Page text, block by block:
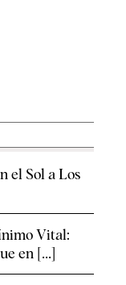
el Sol a Los
Vital:
en [...]